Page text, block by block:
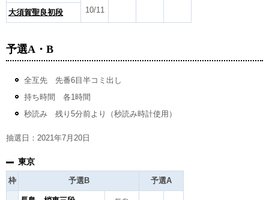
10/11
大須賀聖良初段
予選A・B
全互先 先番6目半コミ出し
持ち時間 各1時間
秒読み 残り5分前より（秒読み時計使用）
抽選日：2021年7月20日
東京
枠 予選B 予選A